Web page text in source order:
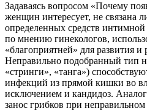
Задаваясь вопросом «Почему
женщин интересует, не связана
определенных средств
по мнению гинекологов,
«благоприятней» для развития
Неправильно подобранный тип
«стринги», «танга»)
инфекций из прямой кишки во
исключением и кандидоз.
занос грибков при